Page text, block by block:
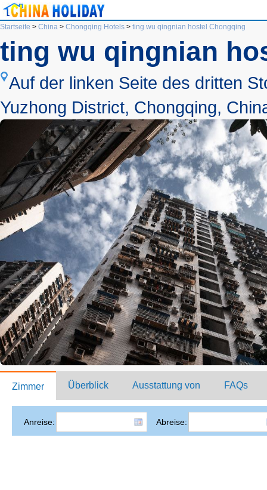
Startseite > China > Chongqing Hotels > ting wu qingnian hostel Chongqing
ting wu qingnian
Auf der linken Seite des dritten
Yuzhong District, Chongqing,
Zimmer Überblick Ausstattung von FAQs
Anreise: Abreise: